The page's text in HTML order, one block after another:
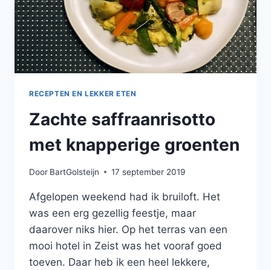
RECEPTEN EN LEKKER ETEN
Zachte saffraanrisotto
met knapperige groenten
Door BartGolsteijn 17 september 2019
Afgelopen weekend had ik bruiloft. Het
was een erg gezellig feestje, maar
daarover niks hier. Op het terras van een
mooi hotel in Zeist was het vooraf goed
toeven. Daar heb ik een heel lekkere,